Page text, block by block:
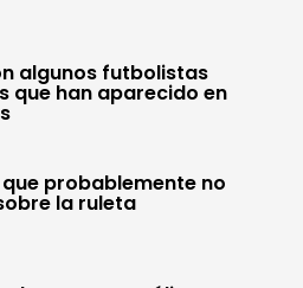
algunos futbolistas
que han aparecido en
probablemente no
la ruleta